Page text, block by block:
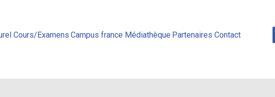
Cours/Examens Campus france Médiathèque Partenaires Contact